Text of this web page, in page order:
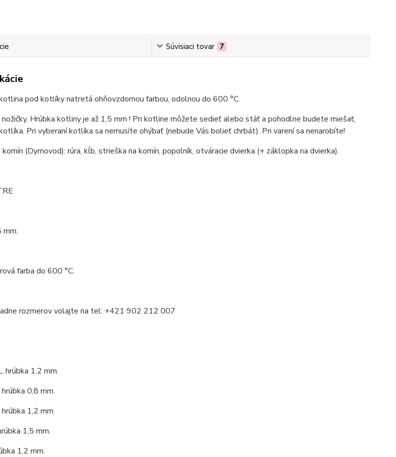
Súvisiaci tovar 7
pod kotlíky natretá ohňovzdornou farbou, odolnou do 600 °C.
Hrúbka kotliny je až 1,5 mm ! Pri kotline môžete sedieť alebo stáť a pohodlne budete miešať,
Pri vyberaní kotlíka sa nemusíte ohýbať (nebude Vás bolieť chrbát). Pri varení sa nenarobíte!
(Dymovod): rúra, kĺb, strieška na komín, popolník, otváracie dvierka (+ záklopka na dvierka).
mm.
farba do 600 °C.
rozmerov volajte na tel: +421 902 212 007
1,2 mm.
0,8 mm.
1,2 mm.
1,5 mm.
1,2 mm.